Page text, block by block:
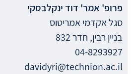
פרופ' אמר' דוד ינקלבסקי
סגל אקדמי אמריטוס
בניין רבין, חדר 832
04-8293927
davidyri@technion.ac.il